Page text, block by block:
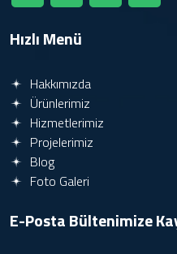
Hızlı Menü
Hakkımızda
Ürünlerimiz
Hizmetlerimiz
Projelerimiz
Blog
Foto Galeri
E-Posta Bültenimize